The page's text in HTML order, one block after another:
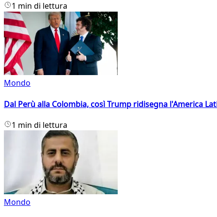
1 min di lettura
Mondo
Dal Perù alla Colombia, così Trump ridisegna l'America
1 min di lettura
Mondo